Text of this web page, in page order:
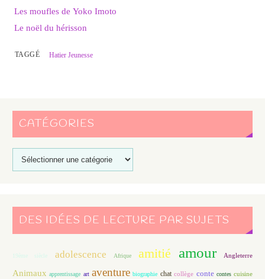
Les moufles de Yoko Imoto
Le noël du hérisson
TAGGÉ Hatier Jeunesse
CATÉGORIES
DES IDÉES DE LECTURE PAR SUJETS
19ème siècle adolescence Afrique amitié amour Angleterre
Animaux apprentissage art aventure biographie chat collège conte contes cuisine